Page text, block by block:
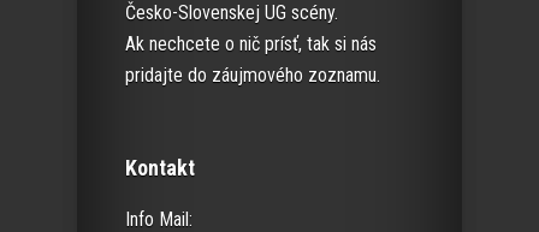
Česko-Slovenskej UG scény.
Ak nechcete o nič prísť, tak si nás
pridajte do záujmového zoznamu.
Kontakt
Info Mail: